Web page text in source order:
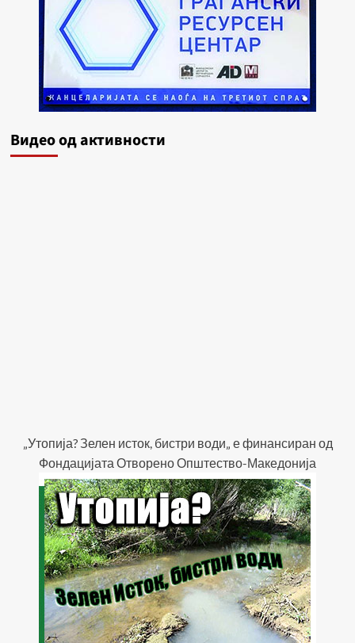
Видеo од активности
„Утопија? Зелен исток, бистри води„ е финансиран од
Фондацијата Отворено Општество-Македонија